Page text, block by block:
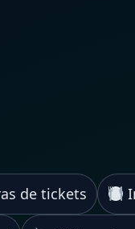
de tickets